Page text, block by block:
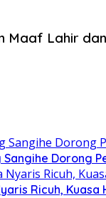
Maaf Lahir
Dorong
Ricuh,